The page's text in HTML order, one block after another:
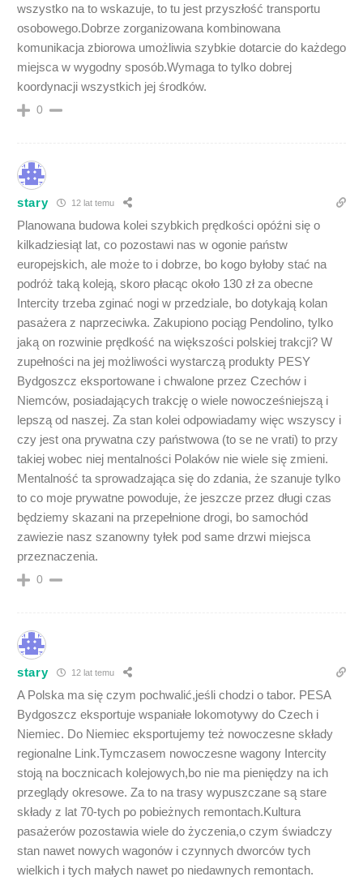
wszystko na to wskazuje, to tu jest przyszłość transportu
osobowego.Dobrze zorganizowana kombinowana
komunikacja zbiorowa umożliwia szybkie dotarcie do każdego
miejsca w wygodny sposób.Wymaga to tylko dobrej
koordynacji wszystkich jej środków.
0
stary 12 lat temu
Planowana budowa kolei szybkich prędkości opóźni się o
kilkadziesiąt lat, co pozostawi nas w ogonie państw
europejskich, ale może to i dobrze, bo kogo byłoby stać na
podróż taką koleją, skoro płacąc około 130 zł za obecne
Intercity trzeba zginać nogi w przedziale, bo dotykają kolan
pasażera z naprzeciwka. Zakupiono pociąg Pendolino, tylko
jaką on rozwinie prędkość na większości polskiej trakcji? W
zupełności na jej możliwości wystarczą produkty PESY
Bydgoszcz eksportowane i chwalone przez Czechów i
Niemców, posiadających trakcję o wiele nowocześniejszą i
lepszą od naszej. Za stan kolei odpowiadamy więc wszyscy i
czy jest ona prywatna czy państwowa (to se ne vrati) to przy
takiej wobec niej mentalności Polaków nie wiele się zmieni.
Mentalność ta sprowadzająca się do zdania, że szanuje tylko
to co moje prywatne powoduje, że jeszcze przez długi czas
będziemy skazani na przepełnione drogi, bo samochód
zawiezie nasz szanowny tyłek pod same drzwi miejsca
przeznaczenia.
0
stary 12 lat temu
A Polska ma się czym pochwalić,jeśli chodzi o tabor. PESA
Bydgoszcz eksportuje wspaniałe lokomotywy do Czech i
Niemiec. Do Niemiec eksportujemy też nowoczesne składy
regionalne Link.Tymczasem nowoczesne wagony Intercity
stoją na bocznicach kolejowych,bo nie ma pieniędzy na ich
przeglądy okresowe. Za to na trasy wypuszczane są stare
składy z lat 70-tych po pobieżnych remontach.Kultura
pasażerów pozostawia wiele do życzenia,o czym świadczy
stan nawet nowych wagonów i czynnych dworców tych
wielkich i tych małych nawet po niedawnych remontach.